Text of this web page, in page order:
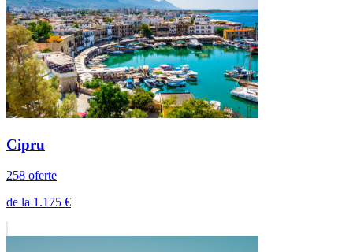
Bulgaria
870 oferte
de la 237 €